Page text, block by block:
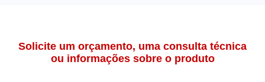
Solicite um orçamento, uma consulta técnica
ou informações sobre o produto